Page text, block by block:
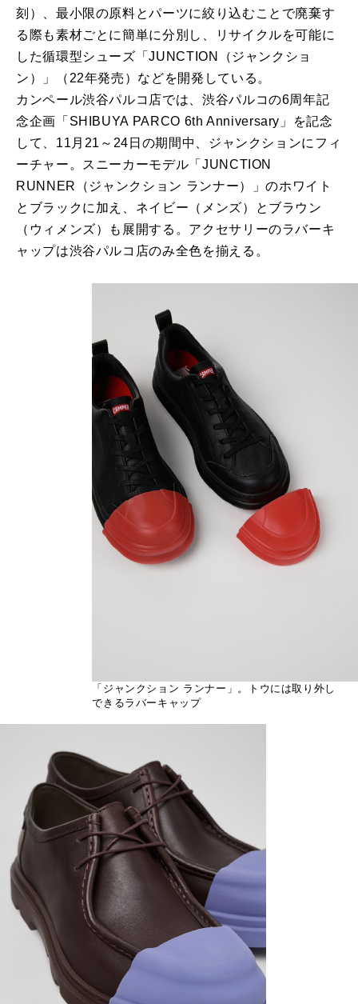
刻）、最小限の原料とパーツに絞り込むことで廃棄す
る際も素材ごとに簡単に分別し、リサイクルを可能に
した循環型シューズ「JUNCTION（ジャンクショ
ン）」（22年発売）などを開発している。
カンペール渋谷パルコ店では、渋谷パルコの6周年記
念企画「SHIBUYA PARCO 6th Anniversary」を記念
して、11月21～24日の期間中、ジャンクションにフィ
ーチャー。スニーカーモデル「JUNCTION
RUNNER（ジャンクション ランナー）」のホワイト
とブラックに加え、ネイビー（メンズ）とブラウン
（ウィメンズ）も展開する。アクセサリーのラバーキ
ャップは渋谷パルコ店のみ全色を揃える。
「ジャンクション ランナー」。トウには取り外し
できるラバーキャップ